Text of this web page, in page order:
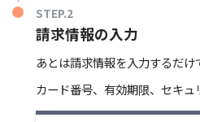
STEP.2
請求情報の入力
あとは請求情報を入力するだけ
カード番号、有効期限、セキ